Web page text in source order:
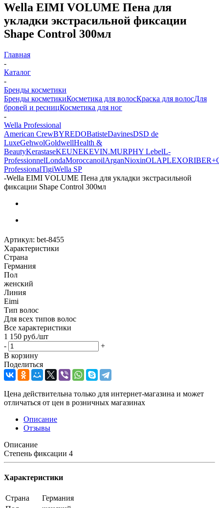
Wella EIMI VOLUME Пена для
укладки экстрасильной фиксации
Shape Control 300мл
Главная
-
Каталог
-
Бренды косметики
Бренды косметикиКосметика для волосКраска для волосДля
бровей и ресницКосметика для ног
-
Wella Professional
American CrewBYREDOBatisteDavinesDSD de
LuxeGehwolGoldwellHealth &
BeautyKerastaseKEUNEKEVIN.MURPHY LebelL-
ProfessionnelLondaMoroccanoilArganNiохinOLAPLEXORIBE
ProfessionalTigiWella SP
-Wella EIMI VOLUME Пена для укладки экстрасильной
фиксации Shape Control 300мл
Артикул: bet-8455
Характеристики
Страна
Германия
Пол
женский
Линия
Eimi
Тип волос
Для всех типов волос
Все характеристики
1 150 руб./шт
-
+
В корзину
Поделиться
Цена действительна только для интернет-магазина и может
отличаться от цен в розничных магазинах
Описание
Отзывы
Описание
Степень фиксации 4
Характеристики
Страна
Германия